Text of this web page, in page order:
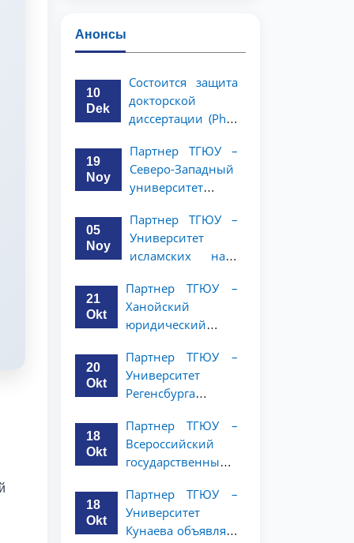
Анонсы
10
Dek
Состоится защита
докторской
диссертации (PhD)
19
Noy
Партнер ТГЮУ –
Северо-Западный
университет
права Китайской
Народной
Республики
объявляет
программу
академической
мобильности для
студентов 2–3
курсов
05
Noy
Партнер ТГЮУ –
Университет
исламских наук
объявляет
программу
академической
студентов 2–3
курсов ТГЮУ
21
Okt
Партнер ТГЮУ –
Ханойский
юридический
объявляет
программу
академической
студентов 2–3
курсов
20
Okt
Партнер ТГЮУ –
Университет
Регенсбурга
программу
академической
мобильности для
курсов
18
Okt
Партнер ТГЮУ –
Всероссийский
государственный
юстиции
объявляет
программу
18
Okt
Партнер ТГЮУ –
Университет
Кунаева объявляет